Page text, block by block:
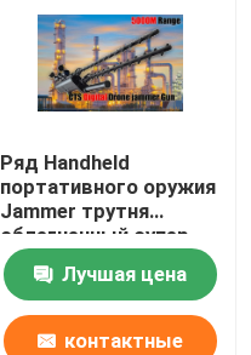
Ряд Handheld
портативного оружия
Jammer трутня
облегченный супер
для военного
Лучшая цена
контактные